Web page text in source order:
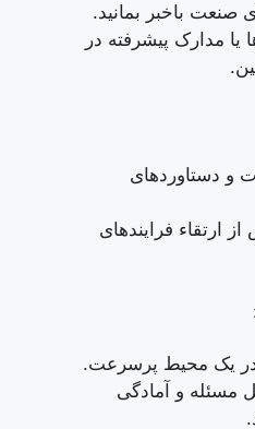
صنعت باخبر بمانید.
یا مدارک پیشرفته در
و دستاوردهای
ارتقاء فرایندهای
در یک محیط پرسرعت.
مسئله و آمادگی